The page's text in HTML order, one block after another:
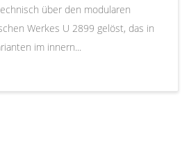
über den modularen
Werkes U 2899 gelöst, das in
im innern...